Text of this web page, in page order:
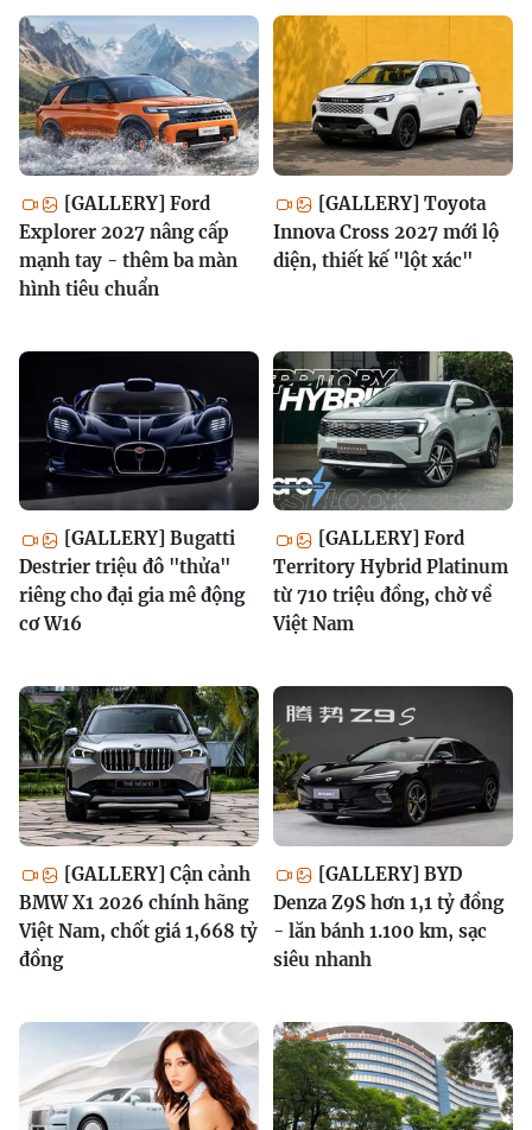
[GALLERY] Ford
Explorer 2027 nâng cấp
mạnh tay - thêm ba màn
hình tiêu chuẩn
[GALLERY] Toyota
Innova Cross 2027 mới lộ
diện, thiết kế "lột xác"
[GALLERY] Bugatti
Destrier triệu đô "thửa"
riêng cho đại gia mê động
cơ W16
[GALLERY] Ford
Territory Hybrid Platinum
từ 710 triệu đồng, chờ về
Việt Nam
[GALLERY] Cận cảnh
BMW X1 2026 chính hãng
Việt Nam, chốt giá 1,668 tỷ
đồng
[GALLERY] BYD
Denza Z9S hơn 1,1 tỷ đồng
- lăn bánh 1.100 km, sạc
siêu nhanh